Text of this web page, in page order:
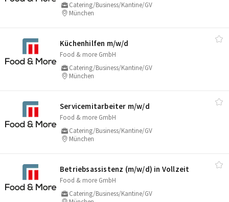
Catering/Business/Kantine/GV
München
Küchenhilfen m/​w/​d
Food & more GmbH
Catering/Business/Kantine/GV
München
Servicemitarbeiter m/​w/​d
Food & more GmbH
Catering/Business/Kantine/GV
München
Betriebsassistenz (m/​w/​d) in Vollzeit
Food & more GmbH
Catering/Business/Kantine/GV